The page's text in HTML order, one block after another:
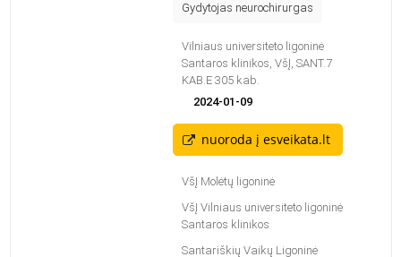
Gydytojas neurochirurgas
Vilniaus universiteto ligoninė
Santaros klinikos, VšĮ, SANT.7
KAB.E 305 kab.
2024-01-09
nuoroda į esveikata.lt
VšĮ Molėtų ligoninė
VšĮ Vilniaus universiteto ligoninė
Santaros klinikos
Santariškių Vaikų Ligoninė